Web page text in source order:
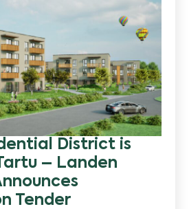
District is
– Landen
Tender